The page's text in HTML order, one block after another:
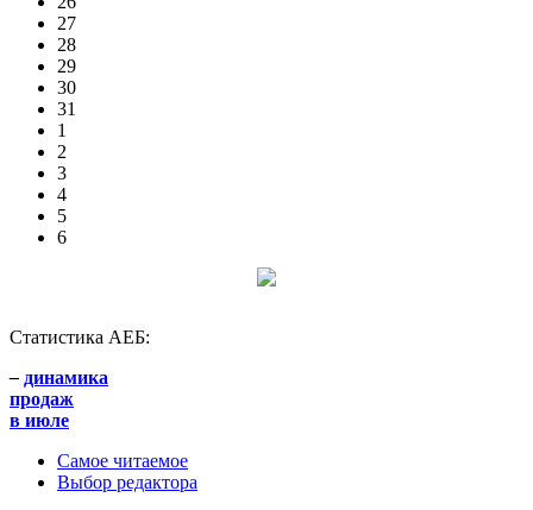
27
28
29
30
31
1
2
3
4
5
6
Статистика АЕБ:
– динамика
продаж
в июле
Самое читаемое
Выбор редактора